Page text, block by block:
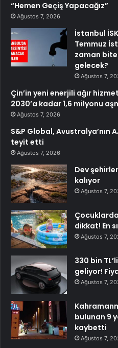
“Hemen Geçiş Yapacağız”
Ağustos 7, 2026
İstanbul
Temmuz
zaman
gelecek?
Ağustos 7,
Çin’in yeni enerjili ağır
2030’a kadar 1,6 milyonu
Ağustos 7, 2026
S&P Global, Avustralya’nın
teyit etti
Ağustos 7, 2026
Dev
kalıyor
Ağustos 7,
dikkat! En
Ağustos 7,
330 bin
geliyor!
Ağustos 7,
bulunan 9
kaybetti
Ağustos 7,